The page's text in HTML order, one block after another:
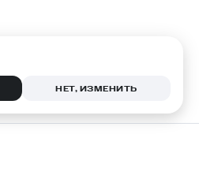
НЕТ, ИЗМЕНИТЬ